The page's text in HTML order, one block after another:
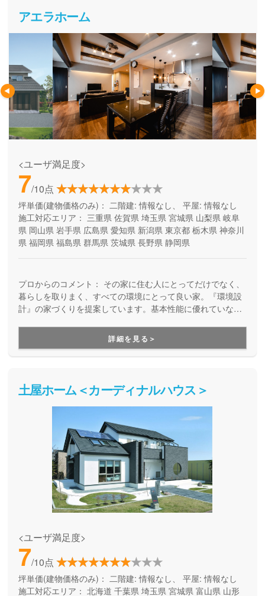
アエラホーム
<ユーザ満足度>
7/10点
坪単価(建物価格のみ)： 二階建: 情報なし、 平屋: 情報なし
施工対応エリア： 三重県 佐賀県 埼玉県 宮城県 山梨県 岐阜
県 岡山県 岩手県 広島県 愛知県 新潟県 東京都 栃木県 神奈川
県 福岡県 福島県 群馬県 茨城県 長野県 静岡県
プロからのコメント： その家に住む人にとってだけでなく、
暮らしを取りまく、すべての環境にとって良い家。『環境設
計』の家づくりを提案しています。基本性能に優れていなが
で、そしてエコな住宅を提供しています。
詳細を見る＞
土屋ホーム＜カーディナルハウス＞
<ユーザ満足度>
7/10点
坪単価(建物価格のみ)： 二階建: 情報なし、 平屋: 情報なし
施工対応エリア： 北海道 千葉県 埼玉県 宮城県 富山県 山形